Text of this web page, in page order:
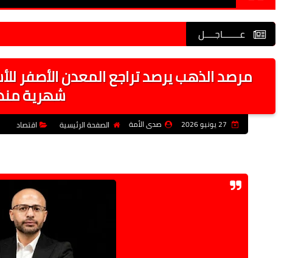
عـــــــاجــــل
مرصد الذهب يرصد تراجع المعدن الأصفر
شهرية منذ
صدى الأمة الصفحة الرئيسية اقتصاد